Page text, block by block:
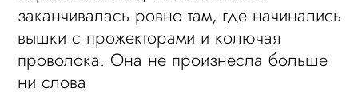
заканчивалась ровно там, где начинались
вышки с прожекторами и колючая
проволока. Она не произнесла больше
ни слова